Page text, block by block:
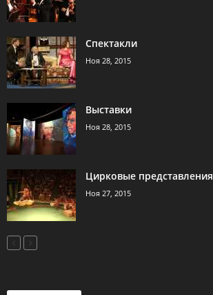
Спектакли
Ноя 28, 2015
Выставки
Ноя 28, 2015
Цирковые представления
Ноя 27, 2015